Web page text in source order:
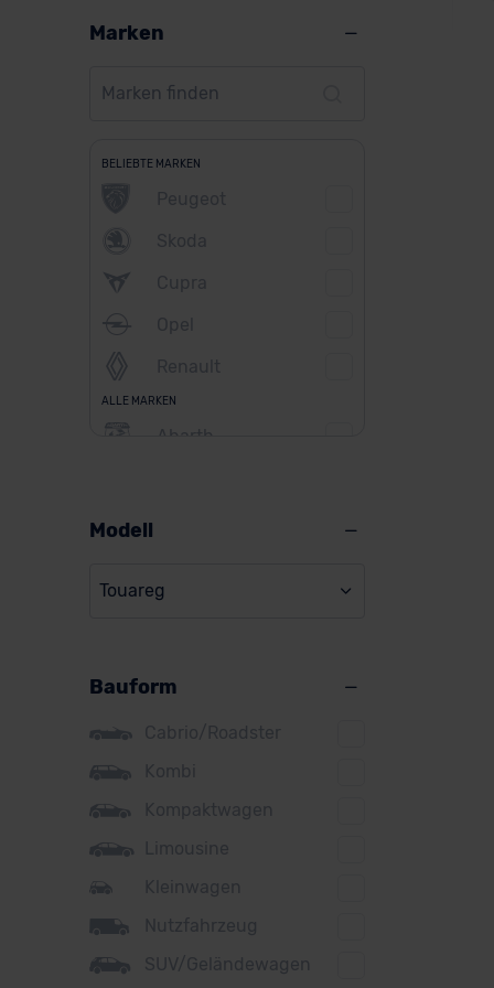
Marken
BELIEBTE MARKEN
Peugeot
Skoda
Cupra
Opel
Renault
ALLE MARKEN
Abarth
BMW
Citroen
Cupra
DS
Dacia
Fiat
Ford
Honda
Modell
Touareg
Bauform
Cabrio/Roadster
Kombi
Kompaktwagen
Limousine
Kleinwagen
Nutzfahrzeug
SUV/Geländewagen